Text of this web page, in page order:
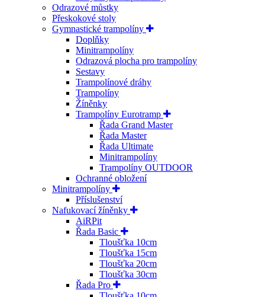
Odrazové můstky
Přeskokové stoly
Gymnastické trampolíny
Doplňky
Minitrampolíny
Odrazová plocha pro trampolíny
Sestavy
Trampolínové dráhy
Trampolíny
Žíněnky
Trampolíny Eurotramp
Řada Grand Master
Řada Master
Řada Ultimate
Minitrampolíny
Trampolíny OUTDOOR
Ochranné obložení
Minitrampolíny
Příslušenství
Nafukovací žíněnky
AiRPit
Řada Basic
Tloušťka 10cm
Tloušťka 15cm
Tloušťka 20cm
Tloušťka 30cm
Řada Pro